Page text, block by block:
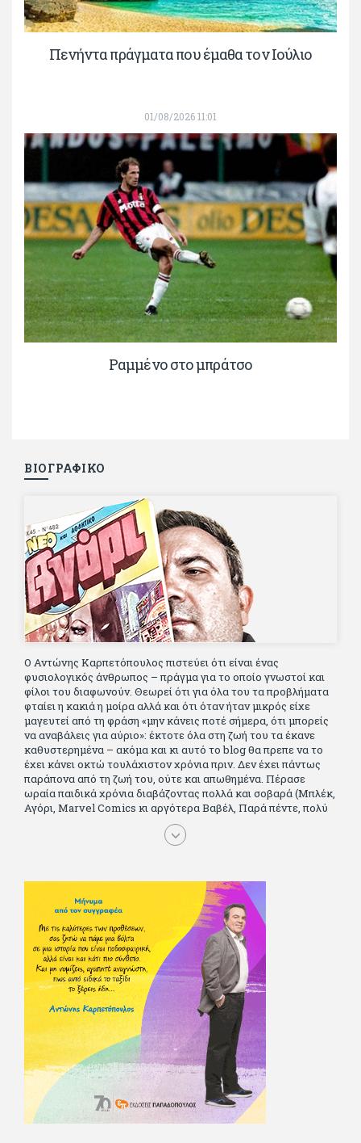
Πενήντα πράγματα που έμαθα τον Ιούλιο
01/08/2026 11:01
Ραμμένο στο μπράτσο
ΒΙΟΓΡΑΦΙΚΟ
Ο Αντώνης Καρπετόπουλος πιστεύει ότι είναι ένας
φυσιολογικός άνθρωπος – πράγμα για το οποίο γνωστοί και
φίλοι του διαφωνούν. Θεωρεί ότι για όλα του τα προβλήματα
φταίει η κακιά η μοίρα αλλά και ότι όταν ήταν μικρός είχε
μαγευτεί από τη φράση «μην κάνεις ποτέ σήμερα, ότι μπορείς
να αναβάλεις για αύριο»: έκτοτε όλα στη ζωή του τα έκανε
καθυστερημένα – ακόμα και κι αυτό το blog θα πρεπε να το
έχει κάνει οκτώ τουλάχιστον χρόνια πριν. Δεν έχει πάντως
παράπονα από τη ζωή του, ούτε και απωθημένα. Πέρασε
ωραία παιδικά χρόνια διαβάζοντας πολλά και σοβαρά (Μπλέκ,
Αγόρι, Μarvel Comics κι αργότερα Βαβέλ, Παρά πέντε, πολύ
Αλέξανδρο Δουμά και αρκετό Ιούλιο Βέρν πριν τον κερδίσουν
τα αστυνομικά), απέκτησε τους σωστούς φίλους κυρίως γιατί
ταινίες κι έγραφε και στο περιοδικό Σινεμά, είχε κάποιες
αισθηματικές περιπέτειες που σκόρπισαν γέλιο στους φίλους
του - αν όχι και στον ίδιο. Πήγε στρατό κανονικά στα σύνορα
και διατήρησε μια καλή σχέση με την οικογένεια του, την
οποία αισθάνεται πως διάφορες φορές έφερε σε δύσκολη
θέση. Κείμενο με την υπογραφή του πρωτοδημοσιεύτηκε στο
Φίλαθλο το 1992. Επέστρεψε οριστικά στην Ελλάδα το 1998,
δούλεψε για πολλούς (αφού δυσκολεύεται να πει όχι), και
κάποιοι, αν όχι και όλοι, τον πλήρωσαν κι έμειναν και
ευχαριστημένοι από τη συνεργασία. Σήμερα πλέον εργάζεται
στον Sport Fm (όπου έχει κλείσει εικοσαετία) και στη
Sportday. Επαίρεται ότι λίγοι έχουν δει περισσότερο
ποδόσφαιρο από τον ίδιο και θεωρεί τον εαυτό του τυχερό
γιατί είναι μέλος της γενιάς που απόλαυσε τους μεγαλύτερους
σε όλα τα σπορ. Δεν είναι παντρεμένος, αλλά θαυμάζει όσους
βρίσκουν το κουράγιο να το κάνουν. Αντίθετα από πολλούς
φίλους του δεν πληρώνει διατροφές. Ελπίζει ότι δεν έχει
παιδιά. Απειλεί ότι θα γράφει όσο υπάρχουν άνθρωποι που